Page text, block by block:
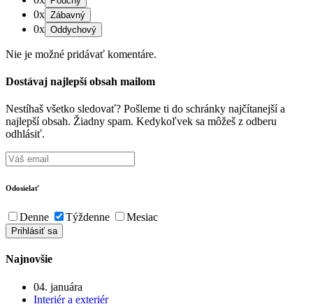
0x
0x
Nie je možné pridávať komentáre.
Dostávaj najlepší obsah mailom
Nestíhaš všetko sledovať? Pošleme ti do schránky najčítanejší a
najlepší obsah. Žiadny spam. Kedykoľvek sa môžeš z odberu
odhlásiť.
Odosielať
Denne Týždenne Mesiac
Najnovšie
04. januára
Interiér a exteriér